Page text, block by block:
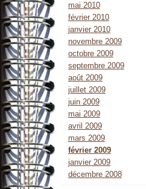
mai 2010
février 2010
janvier 2010
novembre 2009
octobre 2009
septembre 2009
août 2009
juillet 2009
juin 2009
mai 2009
avril 2009
mars 2009
février 2009
janvier 2009
décembre 2008